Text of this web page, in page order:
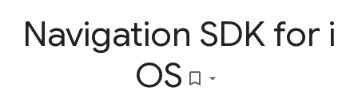
Navigation SDK for i
OS bookmark_border